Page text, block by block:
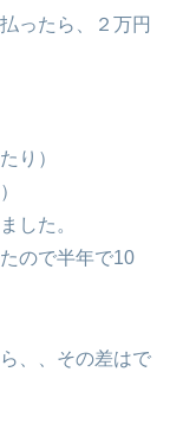
ったら、２万円
り）
した。
ので半年で10
、、その差はで